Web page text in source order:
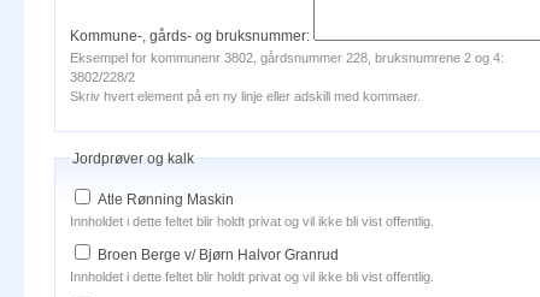
Kommune-, gårds- og bruksnummer:
Eksempel for kommunenr 3802, gårdsnummer 228, bruksnumrene 2 og 4:
3802/228/2
Skriv hvert element på en ny linje eller adskill med kommaer.
Jordprøver og kalk
Atle Rønning Maskin
Innholdet i dette feltet blir holdt privat og vil ikke bli vist offentlig.
Broen Berge v/ Bjørn Halvor Granrud
Innholdet i dette feltet blir holdt privat og vil ikke bli vist offentlig.